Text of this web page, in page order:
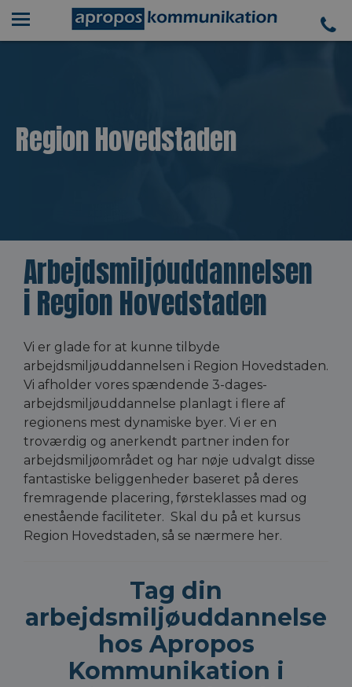
Region Hovedstaden
Arbejdsmiljøuddannelsen
i Region Hovedstaden
Vi er glade for at kunne tilbyde
arbejdsmiljøuddannelsen i Region Hovedstaden.
Vi afholder vores spændende 3-dages-
arbejdsmiljøuddannelse planlagt i flere af
regionens mest dynamiske byer. Vi er en
troværdig og anerkendt partner inden for
arbejdsmiljøområdet og har nøje udvalgt disse
fantastiske beliggenheder baseret på deres
fremragende placering, førsteklasses mad og
enestående faciliteter. Skal du på et kursus
Region Hovedstaden, så se nærmere her.
Tag din
arbejdsmiljøuddannelse
hos Apropos
Kommunikation i